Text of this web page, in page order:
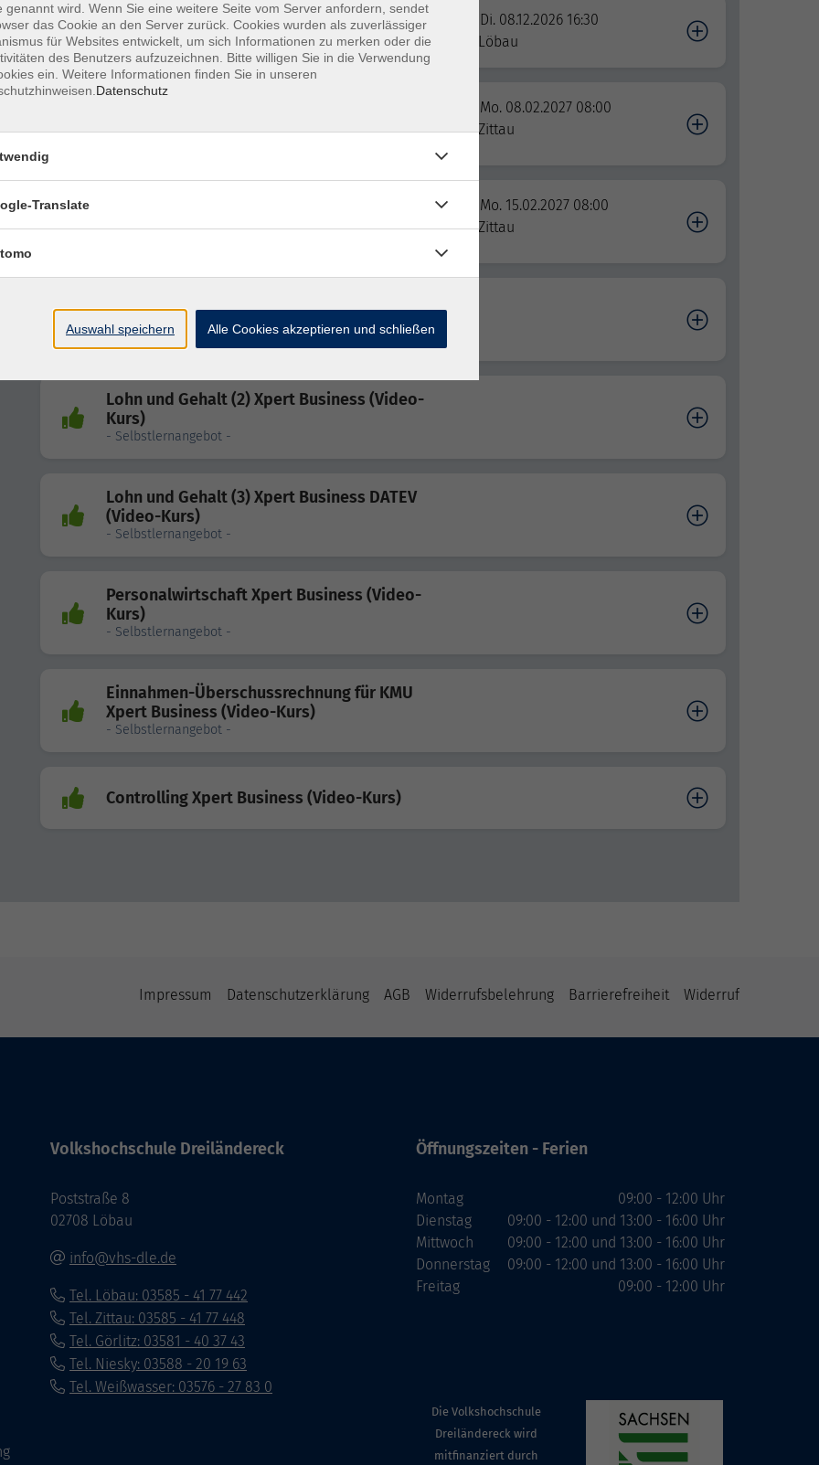
AdA-Schein: Ausbildung der Ausbilder (HWK)
Di. 08.12.2026 16:30
Löbau
Mo. 08.02.2027 08:00
Zittau
Prüfungsvorbereitung Abschlussprüfung Teil
Mo. 15.02.2027 08:00
Zittau
Kurs)
- Selbstlernangebot -
Lohn und Gehalt (2) Xpert Business (Video-
Kurs)
- Selbstlernangebot -
Lohn und Gehalt (3) Xpert Business DATEV
(Video-Kurs)
- Selbstlernangebot -
Personalwirtschaft Xpert Business (Video-
Kurs)
- Selbstlernangebot -
Einnahmen-Überschussrechnung für KMU
Xpert Business (Video-Kurs)
- Selbstlernangebot -
Controlling Xpert Business (Video-Kurs)
Impressum Datenschutzerklärung AGB Widerrufsbelehrung Barrierefreiheit Widerruf
Volkshochschule Dreiländereck
Poststraße 8
02708 Löbau
info@vhs-dle.de
Tel. Löbau: 03585 - 41 77 442
Tel. Zittau: 03585 - 41 77 448
Tel. Görlitz: 03581 - 40 37 43
Tel. Niesky: 03588 - 20 19 63
Tel. Weißwasser: 03576 - 27 83 0
Öffnungszeiten - Ferien
Montag
Dienstag
Mittwoch
Donnerstag
Freitag
09:00 - 12:00 Uhr
09:00 - 12:00 und 13:00 - 16:00 Uhr
09:00 - 12:00 und 13:00 - 16:00 Uhr
09:00 - 12:00 und 13:00 - 16:00 Uhr
09:00 - 12:00 Uhr
Die Volkshochschule
Dreiländereck wird
mitfinanziert durch
genannt wird. Wenn Sie eine weitere Seite vom Server anfordern, sendet
das Cookie an den Server zurück. Cookies wurden als zuverlässiger
für Websites entwickelt, um sich Informationen zu merken oder die
des Benutzers aufzuzeichnen. Bitte willigen Sie in die Verwendung
ein. Weitere Informationen finden Sie in unseren
Datenschutz
Translate
Auswahl speichern Alle Cookies akzeptieren und schließen